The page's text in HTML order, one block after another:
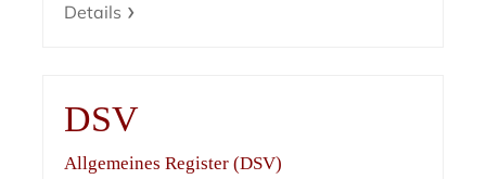
Details
DSV
Allgemeines Register (DSV)